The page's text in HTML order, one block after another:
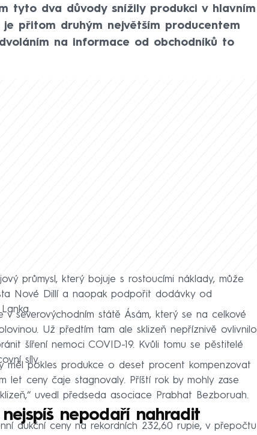
tyto dva důvody snížily produkci v hlavním
je přitom druhým největším producentem
na informace od obchodníků to
průmysl, který bojuje s rostoucími náklady, může
Nové Dillí a naopak podpořit dodávky od
severovýchodním státě Ásám, který se na celkové
Už předtím tam ale sklizeň nepříznivě ovlivnilo
šíření nemoci COVID-19. Kvůli tomu se pěstitelé
síly.
měl pokles produkce o deset procent kompenzovat
let ceny čaje stagnovaly. Příští rok by mohly zase
uvedl předseda asociace Prabhat Bezboruah.
nepodaří nahradit
aukční ceny na rekordních 232,60 rupie, v přepočtu